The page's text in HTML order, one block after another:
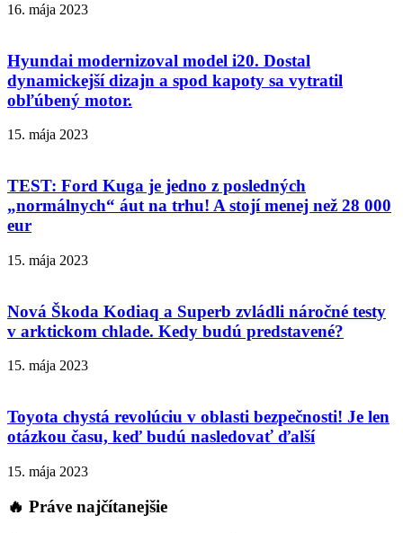
16. mája 2023
Hyundai modernizoval model i20. Dostal
dynamickejší dizajn a spod kapoty sa vytratil
obľúbený motor.
15. mája 2023
TEST: Ford Kuga je jedno z posledných
„normálnych“ áut na trhu! A stojí menej než 28 000
eur
15. mája 2023
Nová Škoda Kodiaq a Superb zvládli náročné testy
v arktickom chlade. Kedy budú predstavené?
15. mája 2023
Toyota chystá revolúciu v oblasti bezpečnosti! Je len
otázkou času, keď budú nasledovať ďalší
15. mája 2023
🔥 Práve najčítanejšie